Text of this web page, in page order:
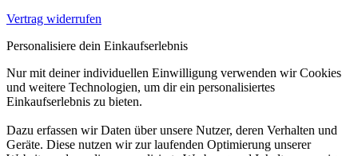
Vertrag widerrufen
Personalisiere dein Einkaufserlebnis
Nur mit deiner individuellen Einwilligung verwenden wir Cookies
und weitere Technologien, um dir ein personalisiertes
Einkaufserlebnis zu bieten.
Dazu erfassen wir Daten über unsere Nutzer, deren Verhalten und
Geräte. Diese nutzen wir zur laufenden Optimierung unserer